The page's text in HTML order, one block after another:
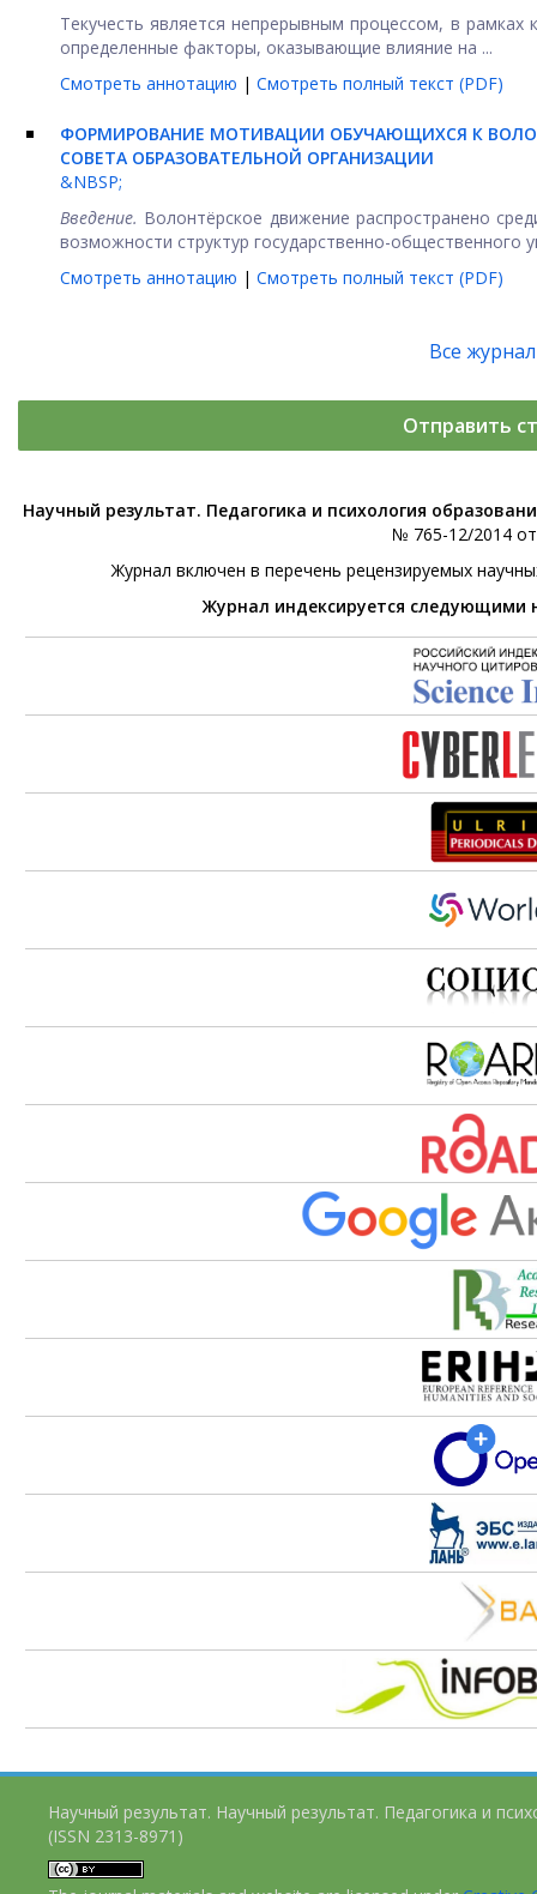
Текучесть является непрерывным процессом, в
определенные факторы, оказывающие влияние на ...
Смотреть аннотацию | Смотреть полный текст (PDF)
ФОРМИРОВАНИЕ МОТИВАЦИИ ОБУЧАЮЩИХСЯ К
СОВЕТА ОБРАЗОВАТЕЛЬНОЙ ОРГАНИЗАЦИИ
&NBSP;
Введение. Волонтёрское движение распространено
возможности структур государственно-общественного
Смотреть аннотацию | Смотреть полный текст (PDF)
Все
Отправить
Научный результат. Педагогика и психология
№ 765-12/2014
Журнал включен в перечень рецензируемых
Журнал индексируется
Научный результат. Научный результат. Педагогика и
(ISSN 2313-8971)